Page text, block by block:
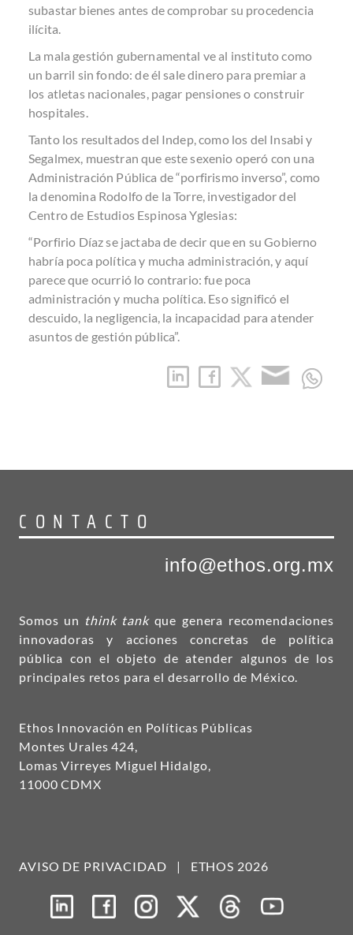
subastar bienes antes de comprobar su procedencia
ilícita.
La mala gestión gubernamental ve al instituto como
un barril sin fondo: de él sale dinero para premiar a
los atletas nacionales, pagar pensiones o construir
hospitales.
Tanto los resultados del Indep, como los del Insabi y
Segalmex, muestran que este sexenio operó con una
Administración Pública de “porfirismo inverso”, como
la denomina Rodolfo de la Torre, investigador del
Centro de Estudios Espinosa Yglesias:
“Porfirio Díaz se jactaba de decir que en su Gobierno
habría poca política y mucha administración, y aquí
parece que ocurrió lo contrario: fue poca
administración y mucha política. Eso significó el
descuido, la negligencia, la incapacidad para atender
asuntos de gestión pública”.
CONTACTO
info@ethos.org.mx
Somos un think tankque genera recomendaciones
innovadoras y acciones concretas de política
pública con el objeto de atender algunos de los
principales retos para el desarrollo de México.
Ethos Innovación en Políticas Públicas
Montes Urales 424,
Lomas Virreyes Miguel Hidalgo,
11000 CDMX
AVISO DE PRIVACIDAD | ETHOS 2026